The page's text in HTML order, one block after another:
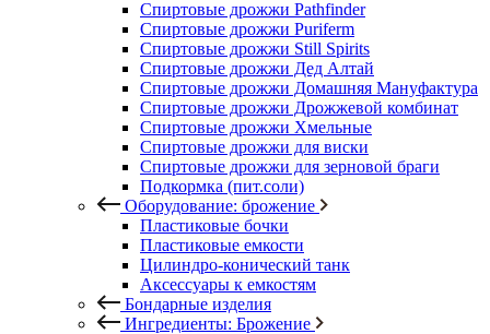
Спиртовые дрожжи Pathfinder
Спиртовые дрожжи Puriferm
Спиртовые дрожжи Still Spirits
Спиртовые дрожжи Дед Алтай
Спиртовые дрожжи Домашняя Мануфактура
Спиртовые дрожжи Дрожжевой комбинат
Спиртовые дрожжи Хмельные
Спиртовые дрожжи для виски
Спиртовые дрожжи для зерновой браги
Подкормка (пит.соли)
Оборудование: брожение
Пластиковые бочки
Пластиковые емкости
Цилиндро-конический танк
Аксессуары к емкостям
Бондарные изделия
Ингредиенты: Брожение